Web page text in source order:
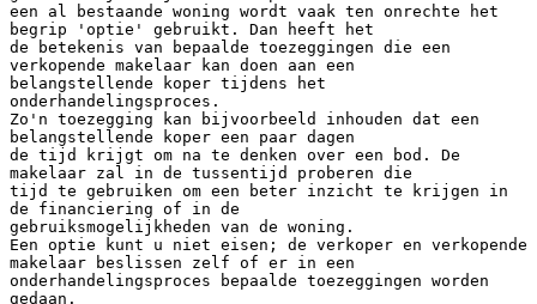
een al bestaande woning wordt vaak ten onrechte het
begrip 'optie' gebruikt. Dan heeft het
de betekenis van bepaalde toezeggingen die een
verkopende makelaar kan doen aan een
belangstellende koper tijdens het
onderhandelingsproces.
Zo'n toezegging kan bijvoorbeeld inhouden dat een
belangstellende koper een paar dagen
de tijd krijgt om na te denken over een bod. De
makelaar zal in de tussentijd proberen die
tijd te gebruiken om een beter inzicht te krijgen in
de financiering of in de
gebruiksmogelijkheden van de woning.
Een optie kunt u niet eisen; de verkoper en verkopende
makelaar beslissen zelf of er in een
onderhandelingsproces bepaalde toezeggingen worden
gedaan.